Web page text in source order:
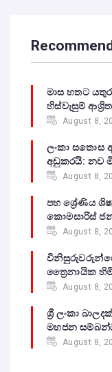
මාස හතට
හිස්වැසුම්
August 8,
ලංකා සතොස
අඩුකරයි: නව
August 8,
පහ ශ්‍රේණිය
කොමසාරිස්
August 8,
විනිසුරුවරුන්ගේ
ත්‍රෛනායික
August 8,
ශ්‍රී ලංකා
මහජන
August 8,